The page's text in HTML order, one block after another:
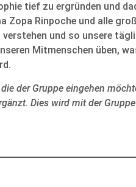
tief zu ergründen und
Zopa Rinpoche und alle
und so unsere
Mitmenschen üben,
der Gruppe eingehen
Dies wird mit der